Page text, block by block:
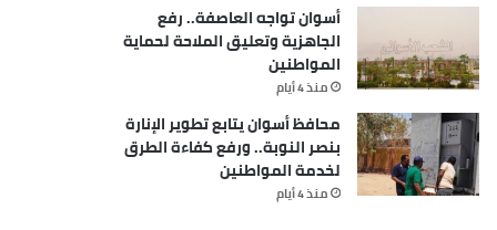
أسوان تواجه العاصفة.. رفع
الجاهزية وتعليق الملاحة لحماية
المواطنين
منذ 4 أيام
محافظ أسوان يتابع تطوير الإنارة
بنصر النوبة.. ورفع كفاءة الطرق
لخدمة المواطنين
منذ 4 أيام